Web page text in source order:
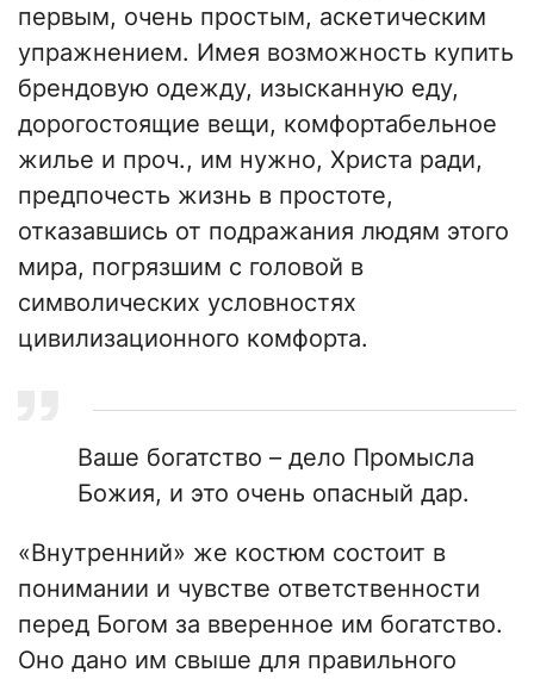
первым, очень простым, аскетическим
упражнением. Имея возможность купить
брендовую одежду, изысканную еду,
дорогостоящие вещи, комфортабельное
жилье и проч., им нужно, Христа ради,
предпочесть жизнь в простоте,
отказавшись от подражания людям этого
мира, погрязшим с головой в
символических условностях
цивилизационного комфорта.
Ваше богатство – дело Промысла
Божия, и это очень опасный дар.
«Внутренний» же костюм состоит в
понимании и чувстве ответственности
перед Богом за вверенное им богатство.
Оно дано им свыше для правильного